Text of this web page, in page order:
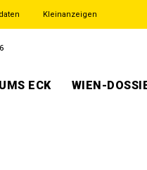
Kleinanzeigen
ECK WIEN-